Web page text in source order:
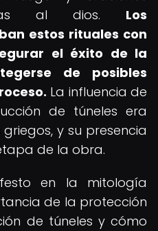
al dios. Los
estos rituales con
el éxito de la
de posibles
La influencia de
de túneles era
y su presencia
de la obra.
en la mitología
de la protección
de túneles y cómo